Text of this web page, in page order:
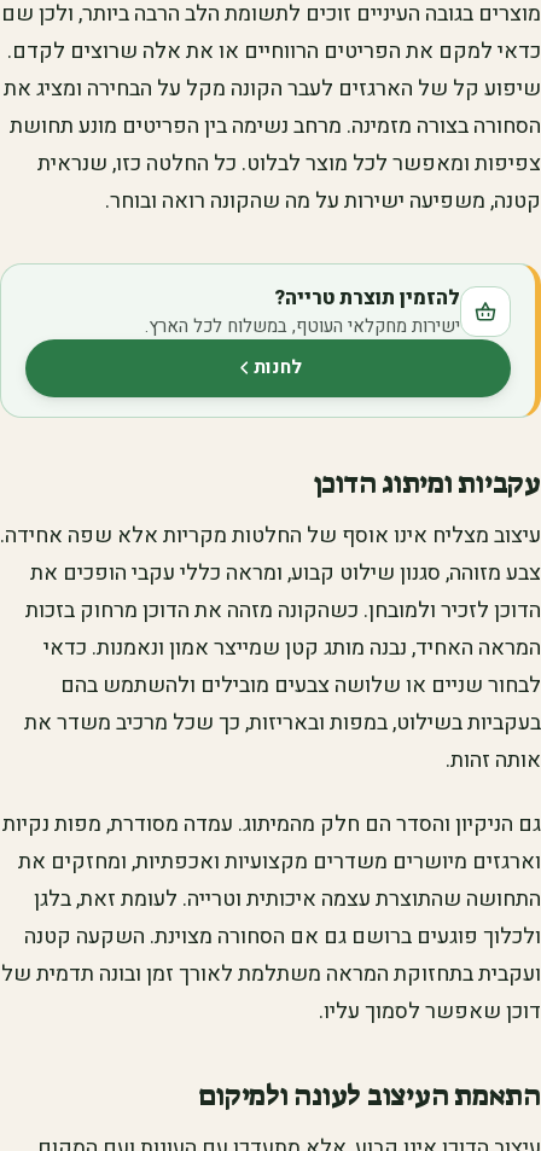
מוצרים בגובה העיניים זוכים לתשומת הלב הרבה ביותר, ולכן שם
כדאי למקם את הפריטים הרווחיים או את אלה שרוצים לקדם.
שיפוע קל של הארגזים לעבר הקונה מקל על הבחירה ומציג את
הסחורה בצורה מזמינה. מרחב נשימה בין הפריטים מונע תחושת
צפיפות ומאפשר לכל מוצר לבלוט. כל החלטה כזו, שנראית
קטנה, משפיעה ישירות על מה שהקונה רואה ובוחר.
להזמין תוצרת טרייה?
ישירות מחקלאי העוטף, במשלוח לכל הארץ.
לחנות(נפתח בלשונית חדשה)
עקביות ומיתוג הדוכן
עיצוב מצליח אינו אוסף של החלטות מקריות אלא שפה אחידה.
צבע מזוהה, סגנון שילוט קבוע, ומראה כללי עקבי הופכים את
הדוכן לזכיר ולמובחן. כשהקונה מזהה את הדוכן מרחוק בזכות
המראה האחיד, נבנה מותג קטן שמייצר אמון ונאמנות. כדאי
לבחור שניים או שלושה צבעים מובילים ולהשתמש בהם
בעקביות בשילוט, במפות ובאריזות, כך שכל מרכיב משדר את
אותה זהות.
גם הניקיון והסדר הם חלק מהמיתוג. עמדה מסודרת, מפות נקיות
וארגזים מיושרים משדרים מקצועיות ואכפתיות, ומחזקים את
התחושה שהתוצרת עצמה איכותית וטרייה. לעומת זאת, בלגן
ולכלוך פוגעים ברושם גם אם הסחורה מצוינת. השקעה קטנה
ועקבית בתחזוקת המראה משתלמת לאורך זמן ובונה תדמית של
דוכן שאפשר לסמוך עליו.
התאמת העיצוב לעונה ולמיקום